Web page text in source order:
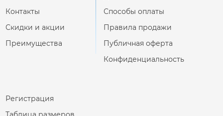
Контакты
Скидки и акции
Преимущества
Способы оплаты
Правила продажи
Публичная оферта
Конфиденциальность
Регистрация